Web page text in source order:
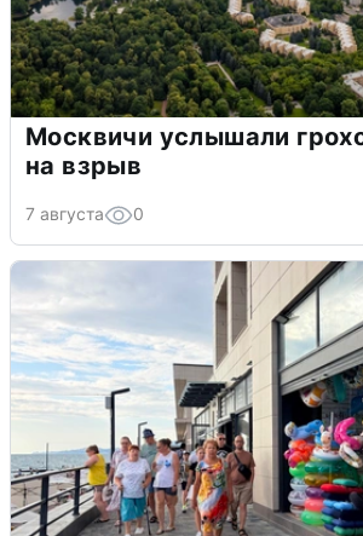
Москвичи услышали
на взрыв
7 августа 0